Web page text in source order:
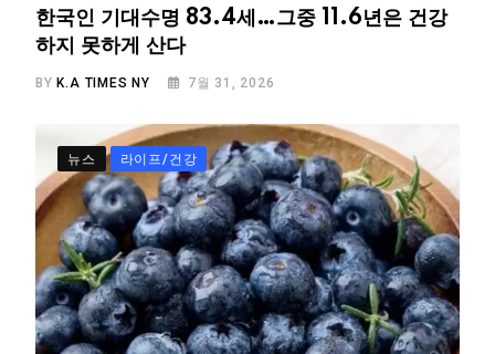
한국인 기대수명 83.4세…그중 11.6년은 건강
하지 못하게 산다
BY K.A TIMES NY 7월 31, 2026
뉴스 라이프/건강